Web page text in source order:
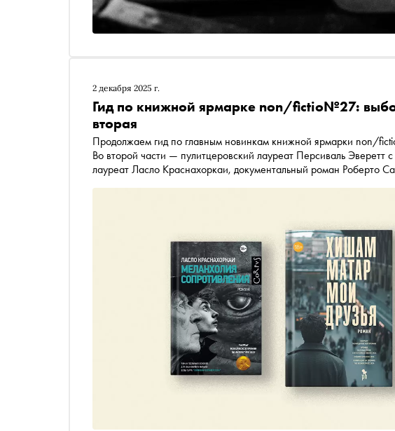
2 декабря 2025 г.
Гид по книжной ярмарке non/fictio№27:
вторая
Продолжаем гид по главным новинкам книжной ярмарки non/
Во второй части — пулитцеровский лауреат Персиваль
лауреат Ласло Краснахоркаи, документальный роман Роберто